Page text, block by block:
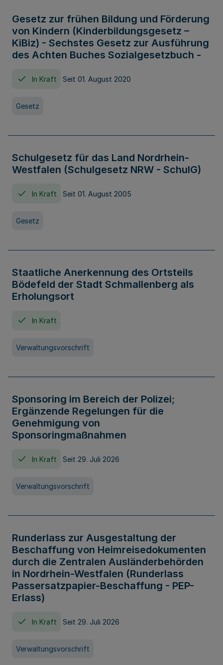
Gesetz zur frühen Bildung und Förderung
von Kindern (Kinderbildungsgesetz –
KiBiz) - Sechstes Gesetz zur Ausführung
des Achten Buches Sozialgesetzbuch -
In Kraft Seit 01. August 2020
Gesetz
Schulgesetz für das Land Nordrhein-
Westfalen (Schulgesetz NRW - SchulG)
In Kraft Seit 01. August 2005
Gesetz
Staatliche Anerkennung des Ortsteils
Bödefeld der Stadt Schmallenberg als
Erholungsort
In Kraft
Verwaltungsvorschrift
Sponsoring im Bereich der Polizei;
Ergänzende Regelungen für die
Genehmigung von
Sponsoringmaßnahmen
In Kraft Seit 29. Juli 2026
Verwaltungsvorschrift
Runderlass zur Ausgestaltung der
Beschaffung von Heimreisedokumenten
durch die Zentralen Ausländerbehörden
in Nordrhein-Westfalen (Runderlass
Passersatzpapier-Beschaffung - PEP-
Erlass)
In Kraft Seit 29. Juli 2026
Verwaltungsvorschrift